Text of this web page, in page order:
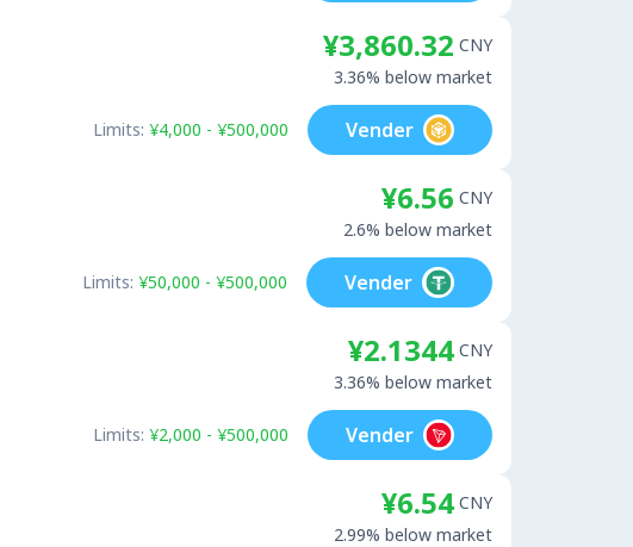
¥3,860.32 CNY
3.36% below market
Limits: ¥4,000 - ¥500,000 Vender
¥6.56 CNY
2.6% below market
Limits: ¥50,000 - ¥500,000 Vender
¥2.1344 CNY
3.36% below market
Limits: ¥2,000 - ¥500,000 Vender
¥6.54 CNY
2.99% below market